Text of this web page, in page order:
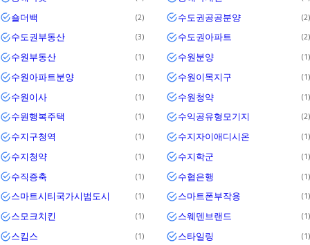
숄더백 2 수도권공공분양 2
수도권부동산 3 수도권아파트 2
수원부동산 1 수원분양 1
수원아파트분양 1 수원이목지구 1
수원이사 1 수원청약 1
수원행복주택 1 수익공유형모기지 2
수지구청역 1 수지자이애디시온 1
수지청약 1 수지학군 1
수직증축 1 수협은행 1
스마트시티국가시범도시 1 스마트폰부작용 1
스모크치킨 1 스웨덴브랜드 1
스킴스 1 스타일링 1